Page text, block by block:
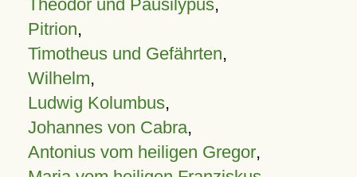
Theodor und Pausilypus,
Pitrion,
Timotheus und Gefährten,
Wilhelm,
Ludwig Kolumbus,
Johannes von Cabra,
Antonius vom heiligen Gregor,